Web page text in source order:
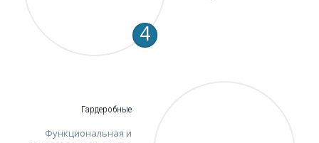
4
Гардеробные
Функциональная и